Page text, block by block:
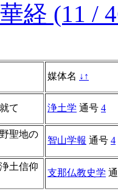
経 (11 /
媒体名 ↓ ↑
て 浄土学 通号 4
聖地の
智山学報 通号 4
土信仰
支那仏教史学